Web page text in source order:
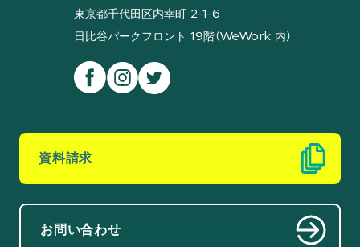
東京都千代田区内幸町 2-1-6
日比谷パークフロント 19階（WeWork 内）
資料請求
お問い合わせ